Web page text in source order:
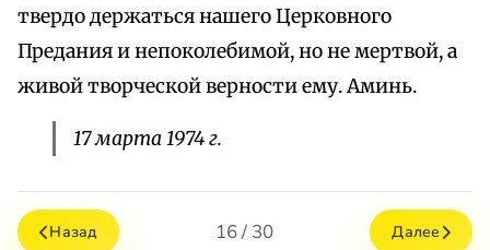
твердо держаться нашего Церковного
Предания и непоколебимой, но не мертвой, а
живой творческой верности ему. Аминь.
17 марта 1974 г.
Назад 16 / 30 Далее